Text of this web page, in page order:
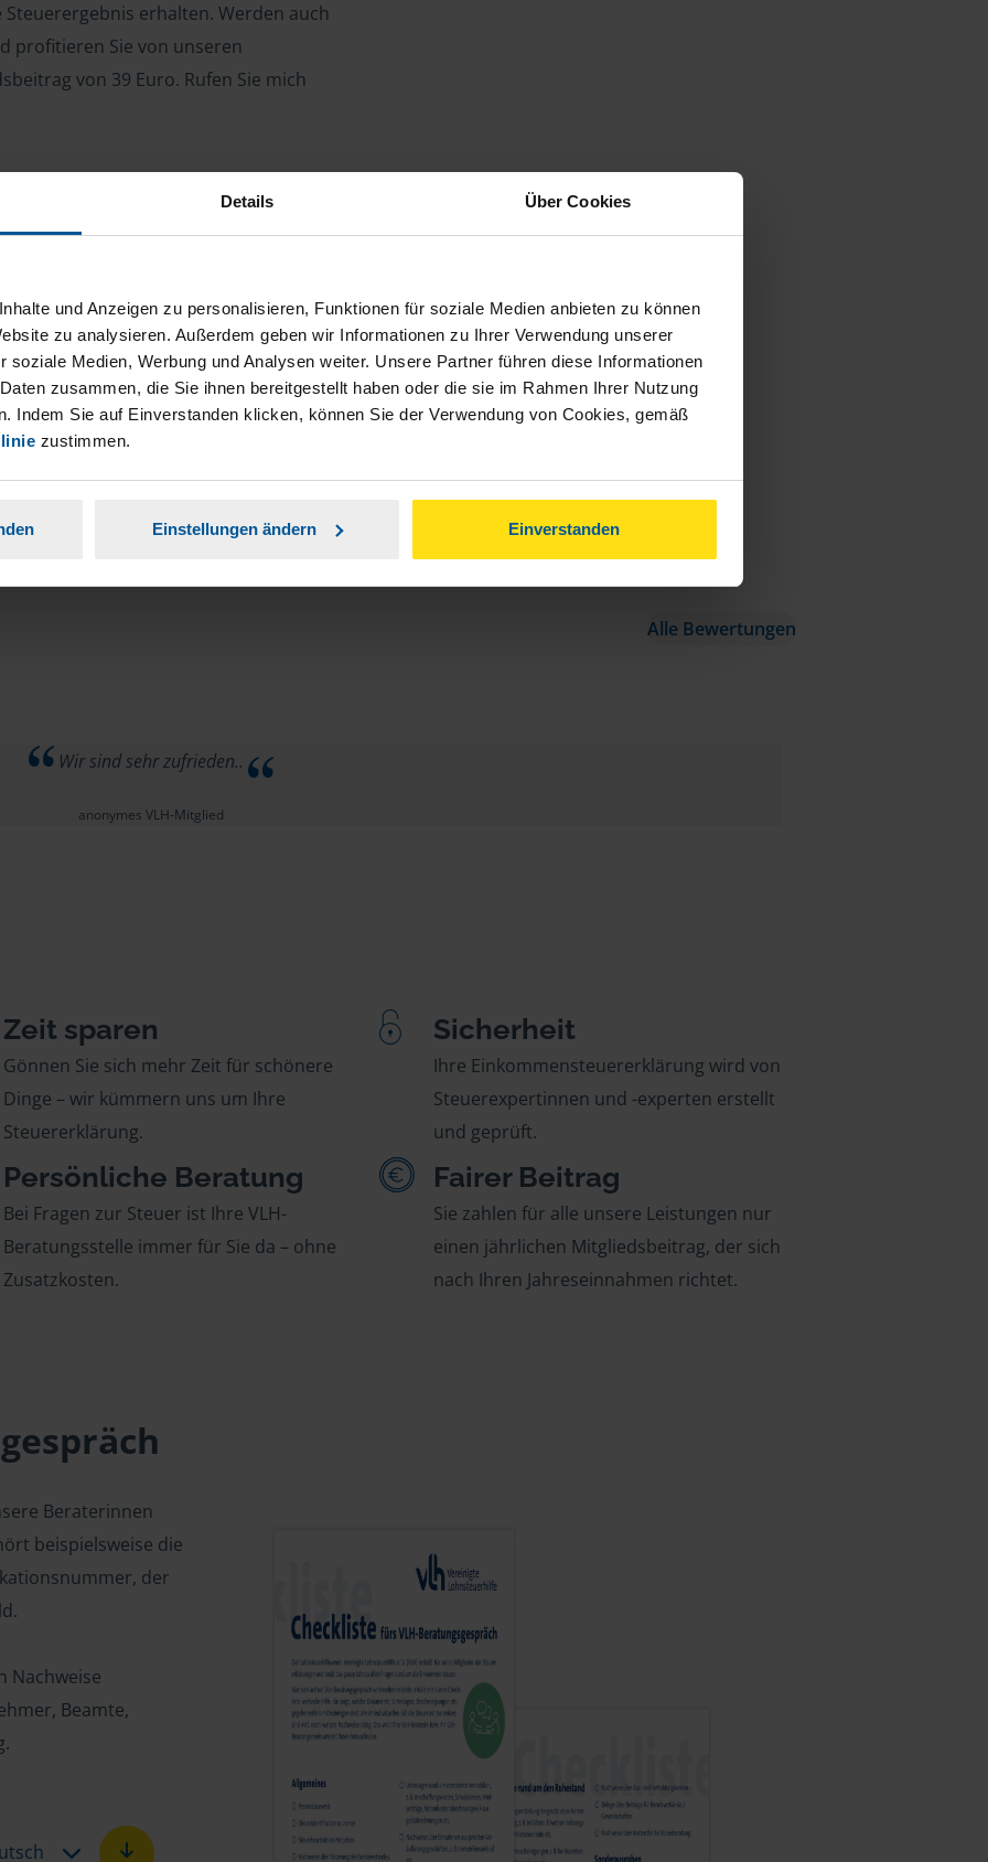
Details Über Cookies
und Anzeigen zu personalisieren, Funktionen für soziale Medien anbieten zu können
zu analysieren. Außerdem geben wir Informationen zu Ihrer Verwendung unserer
soziale Medien, Werbung und Analysen weiter. Unsere Partner führen diese Informationen
zusammen, die Sie ihnen bereitgestellt haben oder die sie im Rahmen Ihrer Nutzung
Indem Sie auf Einverstanden klicken, können Sie der Verwendung von Cookies, gemäß
zustimmen.
Einstellungen ändern Einverstanden
erhalten. Werden auch
profitieren Sie von unseren
von 39 Euro. Rufen Sie mich
Arbeitnehmer, Beamte, Auszubildende,
(StBerG). Auch bei Einkünften
der geeignete Dienstleister für Sie.
Tätigkeit und umsatzsteuerpflichtigen
Alle Bewertungen
Wir sind sehr zufrieden..
anonymes VLH-Mitglied
Zeit sparen
Gönnen Sie sich mehr Zeit für schönere
Dinge – wir kümmern uns um Ihre
Steuererklärung.
Sicherheit
Ihre Einkommensteuererklärung wird von
Steuerexpertinnen und -experten erstellt
und geprüft.
Persönliche Beratung
Bei Fragen zur Steuer ist Ihre VLH-
Beratungsstelle immer für Sie da – ohne
Zusatzkosten.
Fairer Beitrag
Sie zahlen für alle unsere Leistungen nur
einen jährlichen Mitgliedsbeitrag, der sich
nach Ihren Jahreseinnahmen richtet.
Beraterinnen
beispielsweise die
der
Nachweise
Beamte,